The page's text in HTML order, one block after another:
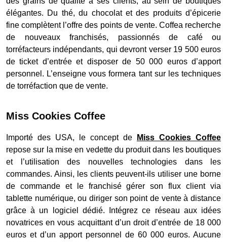
élégantes. Du thé, du chocolat et des produits d’épicerie
fine complètent l’offre des points de vente. Coffea recherche
de nouveaux franchisés, passionnés de café ou
torréfacteurs indépendants, qui devront verser 19 500 euros
de ticket d’entrée et disposer de 50 000 euros d’apport
personnel. L’enseigne vous formera tant sur les techniques
de torréfaction que de vente.
Miss Cookies Coffee
Importé des USA, le concept de
Miss Cookies Coffee
repose sur la mise en vedette du produit dans les boutiques
et l’utilisation des nouvelles technologies dans les
commandes. Ainsi, les clients peuvent-ils utiliser une borne
de commande et le franchisé gérer son flux client via
tablette numérique, ou diriger son point de vente à distance
grâce à un logiciel dédié. Intégrez ce réseau aux idées
novatrices en vous acquittant d’un droit d’entrée de 18 000
euros et d’un apport personnel de 60 000 euros. Aucune